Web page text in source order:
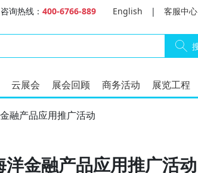
咨询热线： 400-6766-889 English | 客服中心
云展会 展会回顾 商务活动 展览工程
融产品应用推广活动
金融产品应用推广活动